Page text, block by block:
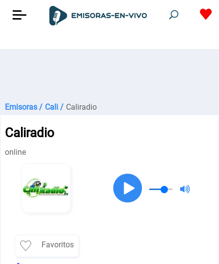
Emisoras / Cali / Caliradio
Caliradio
online
Favoritos